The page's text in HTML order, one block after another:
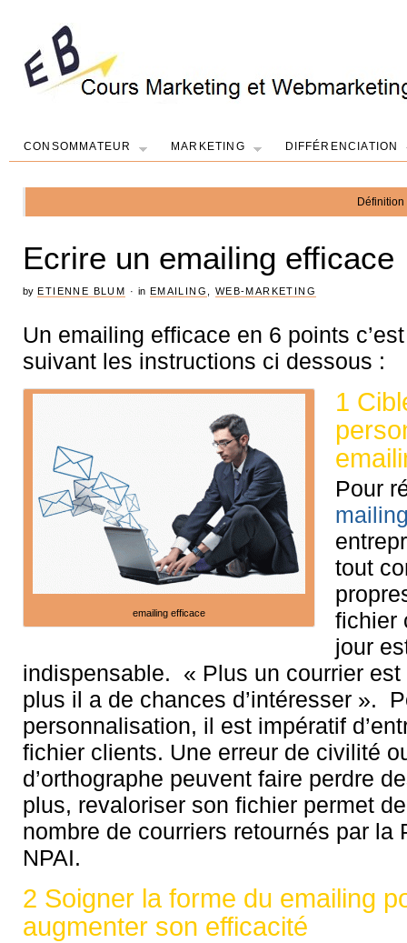
CONSOMMATEUR MARKETING DIFFÉRENCIATION
Ecrire un emailing efficace
by ETIENNE BLUM ·in EMAILING WEB-MARKETING
Un emailing efficace en 6 points
suivant les instructions ci dessous :
emailing efficace
1
Pour
tout
fichier
jour
indispensable. « Plus un courrier est
plus il a de chances d’intéresser ».
personnalisation, il est impératif
fichier clients. Une erreur de civilité
d’orthographe peuvent faire perdre
plus, revaloriser son fichier permet
nombre de courriers retournés par la
NPAI.
2 Soigner la forme du emailing
augmenter son efficacité